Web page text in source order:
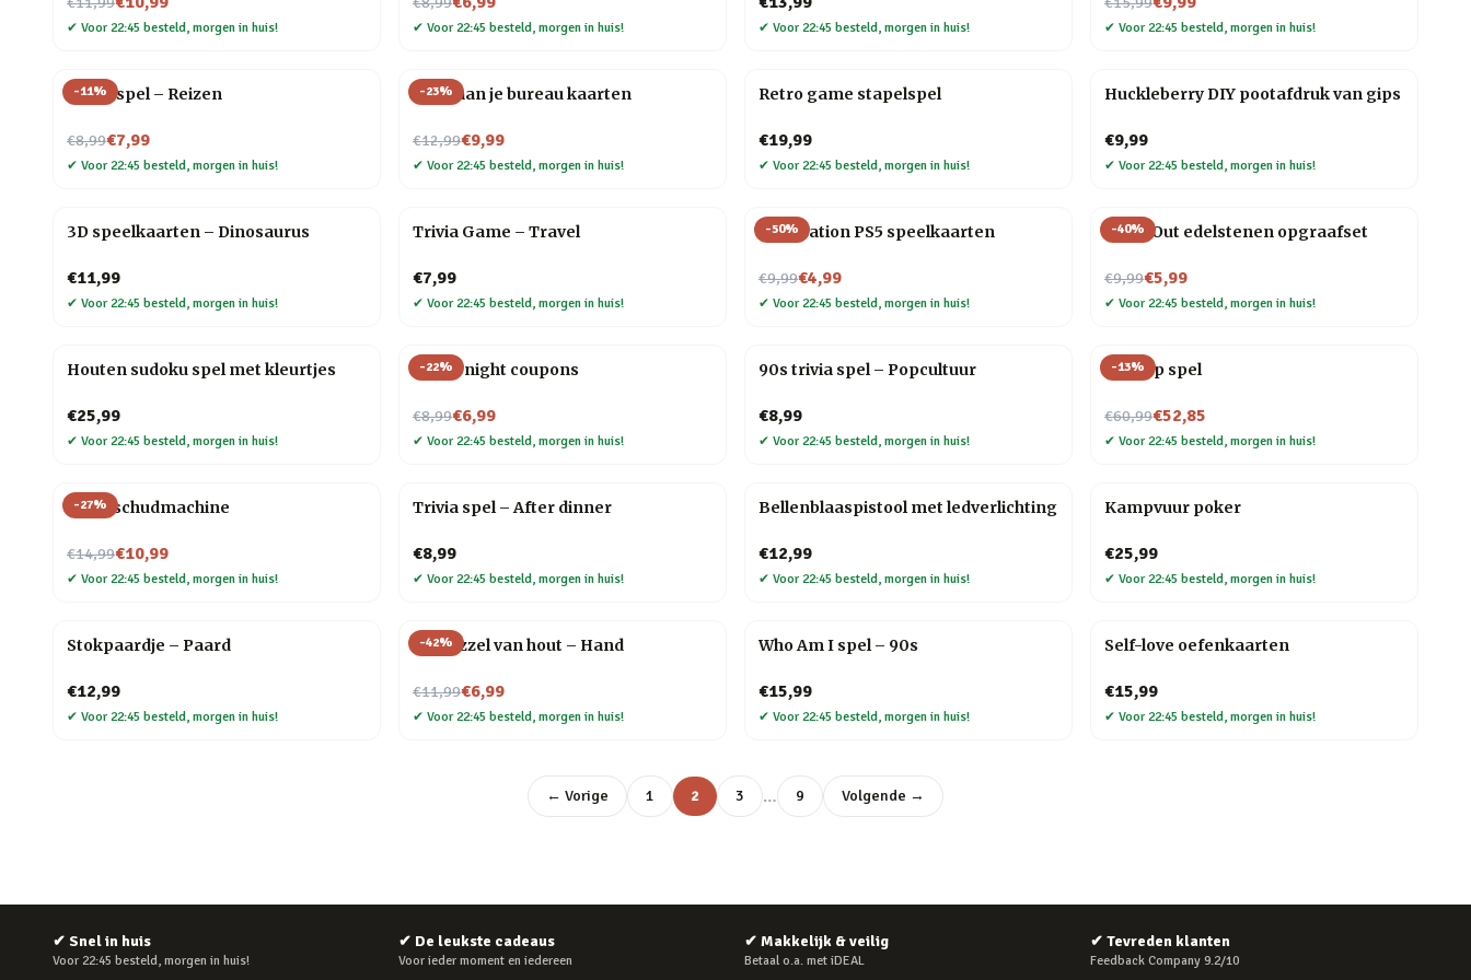
✔ Voor 22:45 besteld, morgen in huis! ✔ Voor 22:45 besteld, morgen in huis! ✔ Voor 22:45 besteld, morgen in huis! ✔ Voor 22:45 besteld, morgen in huis!
-11%
Trivia spel – Reizen
€8,99
Nu voor€7,99
✔ Voor 22:45 besteld, morgen in huis!
-23%
Yoga aan je bureau kaarten
€12,99
Nu voor€9,99
✔ Voor 22:45 besteld, morgen in huis!
Retro game stapelspel
€19,99
✔ Voor 22:45 besteld, morgen in huis!
Huckleberry DIY pootafdruk van gips
€9,99
✔ Voor 22:45 besteld, morgen in huis!
3D speelkaarten – Dinosaurus
€11,99
✔ Voor 22:45 besteld, morgen in huis!
Trivia Game – Travel
€7,99
✔ Voor 22:45 besteld, morgen in huis!
-50%
PlayStation PS5 speelkaarten
€9,99
Nu voor€4,99
✔ Voor 22:45 besteld, morgen in huis!
-40%
Dig It Out edelstenen opgraafset
€9,99
Nu voor€5,99
✔ Voor 22:45 besteld, morgen in huis!
Houten sudoku spel met kleurtjes
€25,99
✔ Voor 22:45 besteld, morgen in huis!
-22%
Movie night coupons
€8,99
Nu voor€6,99
✔ Voor 22:45 besteld, morgen in huis!
90s trivia spel – Popcultuur
€8,99
✔ Voor 22:45 besteld, morgen in huis!
-13%
Line Up spel
€60,99
Nu voor€52,85
✔ Voor 22:45 besteld, morgen in huis!
-27%
Kaartschudmachine
€14,99
Nu voor€10,99
✔ Voor 22:45 besteld, morgen in huis!
Trivia spel – After dinner
€8,99
✔ Voor 22:45 besteld, morgen in huis!
Bellenblaaspistool met ledverlichting
€12,99
✔ Voor 22:45 besteld, morgen in huis!
Kampvuur poker
€25,99
✔ Voor 22:45 besteld, morgen in huis!
Stokpaardje – Paard
€12,99
✔ Voor 22:45 besteld, morgen in huis!
-42%
3D puzzel van hout – Hand
€11,99
Nu voor€6,99
✔ Voor 22:45 besteld, morgen in huis!
Who Am I spel – 90s
€15,99
✔ Voor 22:45 besteld, morgen in huis!
Self-love oefenkaarten
€15,99
✔ Voor 22:45 besteld, morgen in huis!
← Vorige 1 2 3 … 9 Volgende →
✔ Snel in huis
Voor 22:45 besteld, morgen in huis!
✔ De leukste cadeaus
Voor ieder moment en iedereen
✔ Makkelijk & veilig
Betaal o.a. met iDEAL
✔ Tevreden klanten
Feedback Company 9.2/10